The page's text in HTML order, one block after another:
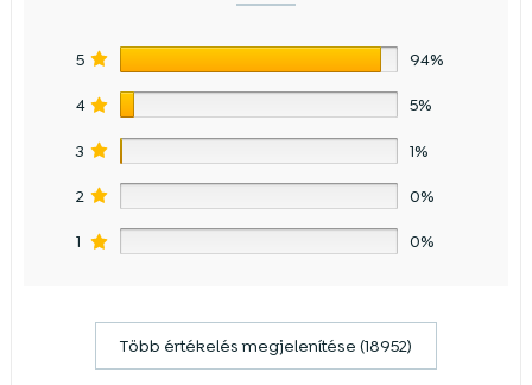
5 94%
4 5%
3 1%
2 0%
1 0%
Több értékelés megjelenítése (18952)